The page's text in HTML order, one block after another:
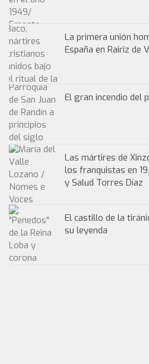
La primera unión
España en Rairiz de
El gran incendio del
Las mártires de
los franquistas en
y Salud Torres Díaz
El castillo de la
su leyenda